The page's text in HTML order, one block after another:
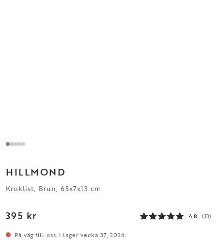
HILLMOND
Kroklist, Brun, 65x7x13 cm
395 kr 4.8 (13)
På väg till oss. I lager vecka 37, 2026.